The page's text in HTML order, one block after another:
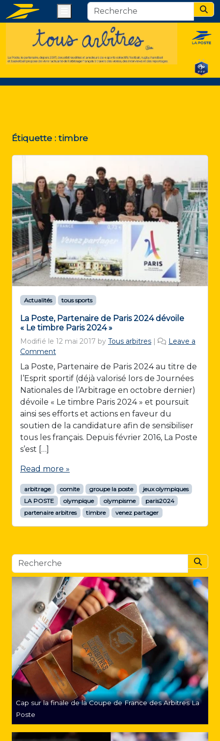
Étiquette : timbre
Actualités tous sports
La Poste, Partenaire de Paris 2024 dévoile
« Le timbre Paris 2024 »
Modifié le 12 mai 2017 by Tous arbitres |
Leave a
Comment
La Poste, Partenaire de Paris 2024 au titre de
l’Esprit sportif (déjà valorisé lors de Journées
Nationales de l’Arbitrage en octobre dernier)
dévoile « Le timbre Paris 2024 » et poursuit
ainsi ses efforts et actions en faveur du
soutien de la candidature afin de sensibiliser
tous les français. Depuis février 2016, La Poste
s’est […]
Read more »
arbitrage comite groupe la poste
jeux olympiques
LA POSTE
olympique olympisme
paris2024
partenaire arbitres
timbre venez partager
Cap sur la finale de la Coupe de France des Arbitres La
Poste